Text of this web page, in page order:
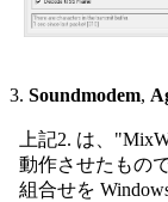
3. Soundmodem,
上記2. は、
動作させたもの
組合せを